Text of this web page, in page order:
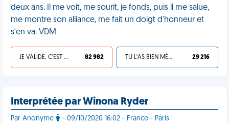
deux ans. Il me voit, me sourit, je fonds, puis il me salue,
me montre son alliance, me fait un doigt d'honneur et
s'en va. VDM
JE VALIDE, C'EST UNE VDM 82 982 TU L'AS BIEN MÉRITÉ 29 216
Interprétée par Winona Ryder
Par Anonyme - 09/10/2020 16:02 - France - Paris